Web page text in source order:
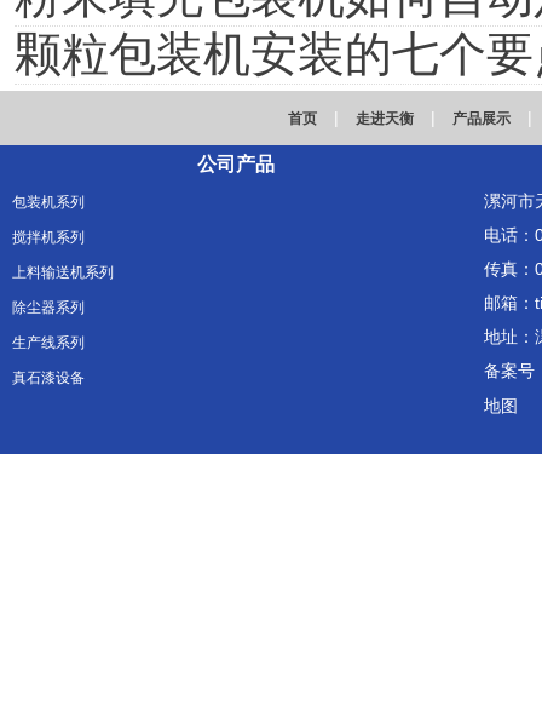
颗粒包装机安装的七个
首页 | 走进天衡 | 产品展示 |
公司产品
包装机系列
搅拌机系列
上料输送机系列
除尘器系列
生产线系列
真石漆设备
漯河市
电话：
传真：
邮箱：
地址：
备案号
地图